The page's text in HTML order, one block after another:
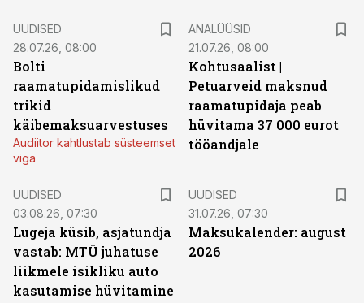
UUDISED
28.07.26, 08:00
Bolti
raamatupidamislikud
trikid
käibemaksuarvestuses
Audiitor kahtlustab süsteemset
viga
ANALÜÜSID
21.07.26, 08:00
Kohtusaalist |
Petuarveid maksnud
raamatupidaja peab
hüvitama 37 000 eurot
tööandjale
UUDISED
03.08.26, 07:30
Lugeja küsib, asjatundja
vastab: MTÜ juhatuse
liikmele isikliku auto
kasutamise hüvitamine
UUDISED
31.07.26, 07:30
Maksukalender: august
2026